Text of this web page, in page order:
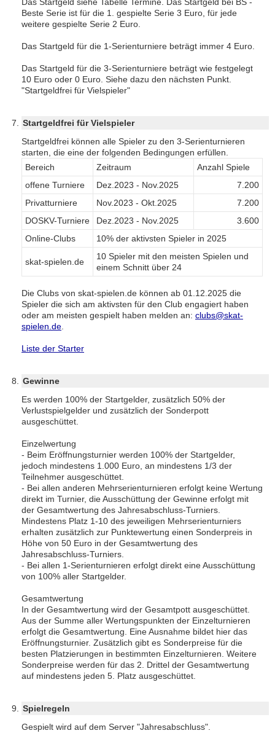
Beste Serie ist für die 1. gespielte Serie 3 Euro, für jede
weitere gespielte Serie 2 Euro.
Das Startgeld für die 1-Serienturniere beträgt immer 4 Euro.
Das Startgeld für die 3-Serienturniere beträgt wie festgelegt
10 Euro oder 0 Euro. Siehe dazu den nächsten Punkt.
"Startgeldfrei für Vielspieler"
Startgeldfrei für Vielspieler
Startgeldfrei können alle Spieler zu den 3-Serienturnieren
starten, die eine der folgenden Bedingungen erfüllen.
Bereich
Zeitraum
Anzahl Spiele
offene Turniere
Dez.2023 - Nov.2025
7.200
Privatturniere
Nov.2023 - Okt.2025
7.200
DOSKV-Turniere
Dez.2023 - Nov.2025
3.600
Online-Clubs
10% der aktivsten Spieler in 2025
skat-spielen.de
10 Spieler mit den meisten Spielen und
einem Schnitt über 24
Die Clubs von skat-spielen.de können ab 01.12.2025 die
Spieler die sich am aktivsten für den Club engagiert haben
oder am meisten gespielt haben melden an: clubs@skat-
spielen.de
Liste der Starter
Gewinne
Es werden 100% der Startgelder, zusätzlich 50% der
Verlustspielgelder und zusätzlich der Sonderpott
ausgeschüttet.
Einzelwertung
- Beim Eröffnungsturnier werden 100% der Startgelder,
jedoch mindestens 1.000 Euro, an mindestens 1/3 der
Teilnehmer ausgeschüttet.
- Bei allen anderen Mehrserienturnieren erfolgt keine Wertung
direkt im Turnier, die Ausschüttung der Gewinne erfolgt mit
der Gesamtwertung des Jahresabschluss-Turniers.
Mindestens Platz 1-10 des jeweiligen Mehrserienturniers
erhalten zusätzlich zur Punktewertung einen Sonderpreis in
Höhe von 50 Euro in der Gesamtwertung des
Jahresabschluss-Turniers.
- Bei allen 1-Serienturnieren erfolgt direkt eine Ausschüttung
von 100% aller Startgelder.
Gesamtwertung
In der Gesamtwertung wird der Gesamtpott ausgeschüttet.
Aus der Summe aller Wertungspunkten der Einzelturnieren
erfolgt die Gesamtwertung. Eine Ausnahme bildet hier das
Eröffnungsturnier. Zusätzlich gibt es Sonderpreise für die
besten Platzierungen in bestimmten Einzelturnieren. Weitere
Sonderpreise werden für das 2. Drittel der Gesamtwertung
auf mindestens jeden 5. Platz ausgeschüttet.
Spielregeln
Gespielt wird auf dem Server "Jahresabschluss".